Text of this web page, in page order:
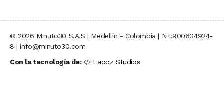
© 2026 Minuto30 S.A.S | Medellín - Colombia | Nit:900604924-
8 | info@minuto30.com
Con la tecnología de:
Laooz Studios